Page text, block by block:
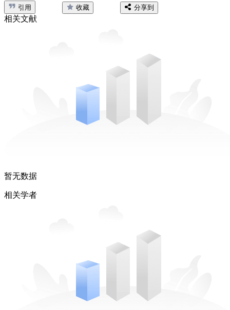
引用 收藏 分享到
相关文献
暂无数据
相关学者